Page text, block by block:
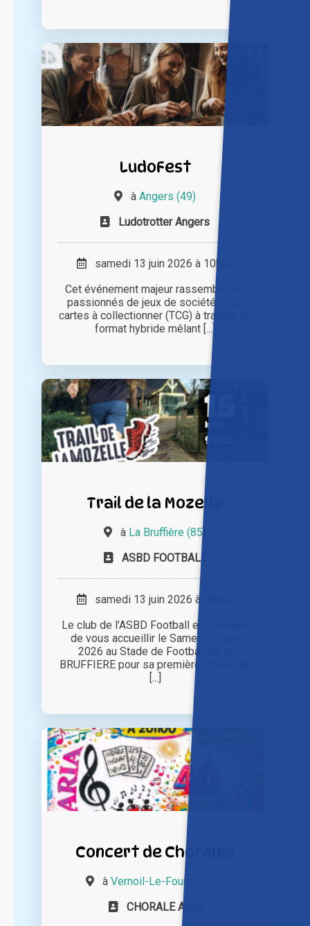
LudoFest
à Angers (49)
Ludotrotter Angers
samedi 13 juin 2026 à 10h00
Cet événement majeur rassemble les
passionnés de jeux de société et de
cartes à collectionner (TCG) à travers un
format hybride mêlant [...]
Trail de la Mozelle
à La Bruffière (85)
ASBD FOOTBALL
samedi 13 juin 2026 à 08h45
Le club de l’ASBD Football est heureux
de vous accueillir le Samedi 13 juin
2026 au Stade de Football de la
BRUFFIERE pour sa première édition du
[...]
Concert de Chorales
à Vernoil-Le-Fourrier (49)
CHORALE ARIA